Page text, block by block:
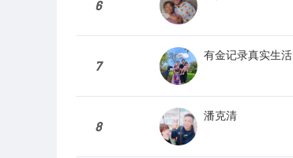
6
7
有金记录真实生活
8
潘克清